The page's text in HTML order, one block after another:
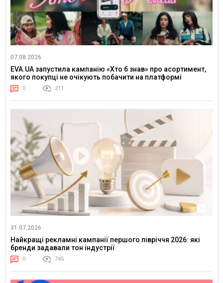
07.08.2026
EVA.UA запустила кампанію «Хто б знав» про асортимент,
якого покупці не очікують побачити на платформі
0 211
31.07.2026
Найкращі рекламні кампанії першого півріччя 2026: які
бренди задавали тон індустрії
0 745